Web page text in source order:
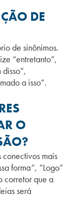
DE
de sinônimos.
“entretanto”,
a isso”.
O
mais
forma”, “Logo”
corretor que a
será